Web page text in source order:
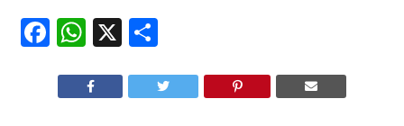
Facebook
WhatsApp
X Compartir